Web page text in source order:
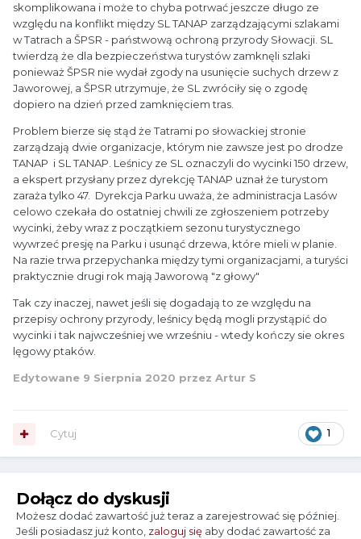
skomplikowana i może to chyba potrwać jeszcze długo ze
względu na konflikt między SL TANAP zarządzającymi szlakami
w Tatrach a ŠPSR - państwową ochroną przyrody Słowacji. SL
twierdzą że dla bezpieczeństwa turystów zamknęli szlaki
ponieważ ŠPSR nie wydał zgody na usunięcie suchych drzew z
Jaworowej, a ŠPSR utrzymuje, że SL zwróciły się o zgodę
dopiero na dzień przed zamknięciem tras.
Problem bierze się stąd że Tatrami po słowackiej stronie
zarządzają dwie organizacje, którym nie zawsze jest po drodze
TANAP i SL TANAP. Leśnicy ze SL oznaczyli do wycinki 150 drzew,
a ekspert przysłany przez dyrekcję TANAP uznał że turystom
zaraża tylko 47. Dyrekcja Parku uważa, że administracja Lasów
celowo czekała do ostatniej chwili ze zgłoszeniem potrzeby
wycinki, żeby wraz z początkiem sezonu turystycznego
wywrzeć presję na Parku i usunąć drzewa, które mieli w planie.
Na razie trwa przepychanka między tymi organizacjami, a turyści
praktycznie drugi rok mają Jaworową "z głowy"
Tak czy inaczej, nawet jeśli się dogadają to ze względu na
przepisy ochrony przyrody, leśnicy będą mogli przystąpić do
wycinki i tak najwcześniej we wrześniu - wtedy kończy sie okres
lęgowy ptaków.
Edytowane 9 Sierpnia 2020 przez Artur S
1
Cytuj
Dołącz do dyskusji
Możesz dodać zawartość już teraz a zarejestrować się później.
Jeśli posiadasz już konto, zaloguj się aby dodać zawartość za